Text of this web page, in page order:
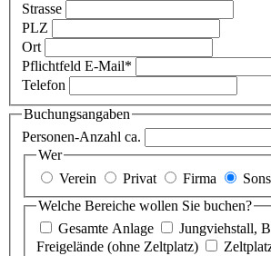
Strasse
PLZ
Ort
Pflichtfeld E-Mail*
Telefon
Buchungsangaben
Personen-Anzahl ca.
Wer
Verein
Privat Firma
Welche Bereiche wollen Sie buchen?
Gesamte Anlage
Jungviehstall,
Freigelände (ohne Zeltplatz)